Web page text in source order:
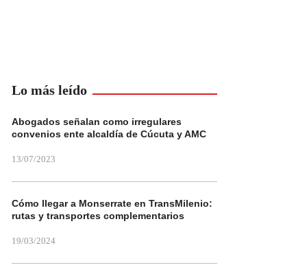
Lo más leído
Abogados señalan como irregulares
convenios ente alcaldía de Cúcuta y AMC
13/07/2023
Cómo llegar a Monserrate en TransMilenio:
rutas y transportes complementarios
19/03/2024